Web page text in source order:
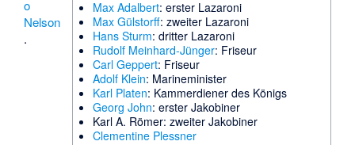
Max Adalbert: erster Lazaroni
Max Gülstorff: zweiter Lazaroni
Hans Sturm: dritter Lazaroni
Rudolf Meinhard-Jünger: Friseur
Carl Geppert: Friseur
Adolf Klein: Marineminister
Karl Platen: Kammerdiener des Königs
Georg John: erster Jakobiner
Karl A. Römer: zweiter Jakobiner
Clementine Plessner
o
Nelson
.